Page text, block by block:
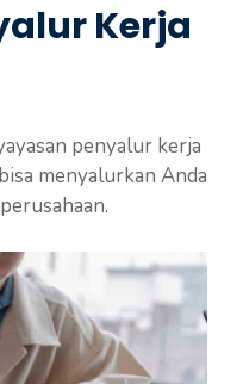
Kerja
penyalur kerja
menyalurkan Anda